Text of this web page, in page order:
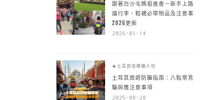
跟著白沙屯媽祖進香－新手上路建
議行李、鞋襪必帶物品及注意事項
2026更新
2026-03-14
★土耳其攻略懶人包
土耳其旅遊防騙指南：八點常見詐
騙與應注意事項
2025-08-28